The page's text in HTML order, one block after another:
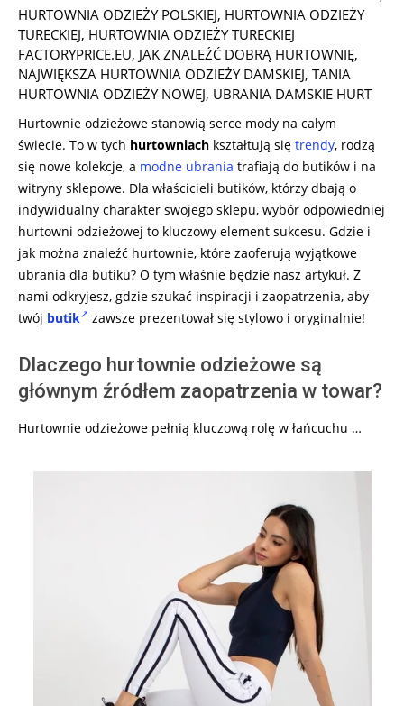
HURTOWNIA ODZIEŻY POLSKIEJ, HURTOWNIA ODZIEŻY
TURECKIEJ, HURTOWNIA ODZIEŻY TURECKIEJ
FACTORYPRICE.EU, JAK ZNALEŹĆ DOBRĄ HURTOWNIĘ,
NAJWIĘKSZA HURTOWNIA ODZIEŻY DAMSKIEJ, TANIA
HURTOWNIA ODZIEŻY NOWEJ, UBRANIA DAMSKIE HURT
Hurtownie odzieżowe stanowią serce mody na całym
świecie. To w tych hurtowniach kształtują się trendy, rodzą
się nowe kolekcje, a modne ubrania trafiają do butików i na
witryny sklepowe. Dla właścicieli butików, którzy dbają o
indywidualny charakter swojego sklepu, wybór odpowiedniej
hurtowni odzieżowej to kluczowy element sukcesu. Gdzie i
jak można znaleźć hurtownie, które zaoferują wyjątkowe
ubrania dla butiku? O tym właśnie będzie nasz artykuł. Z
nami odkryjesz, gdzie szukać inspiracji i zaopatrzenia, aby
twój butik zawsze prezentował się stylowo i oryginalnie!
Dlaczego hurtownie odzieżowe są
głównym źródłem zaopatrzenia w towar?
Hurtownie odzieżowe pełnią kluczową rolę w łańcuchu …